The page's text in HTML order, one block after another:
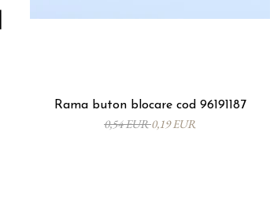
Rama buton blocare cod 96191187
0,54 EUR0,19 EUR